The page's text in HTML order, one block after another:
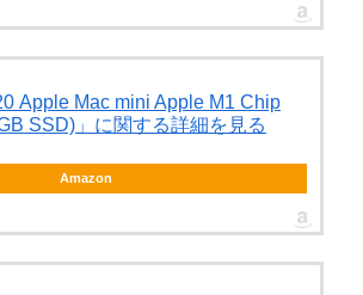
Apple Mac mini Apple M1 Chip
SSD)」に関する詳細を見る
Amazon